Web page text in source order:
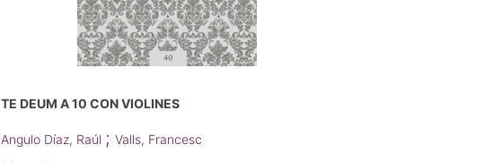
TE DEUM A 10 CON VIOLINES
Angulo Díaz, Raúl ;Valls, Francesc